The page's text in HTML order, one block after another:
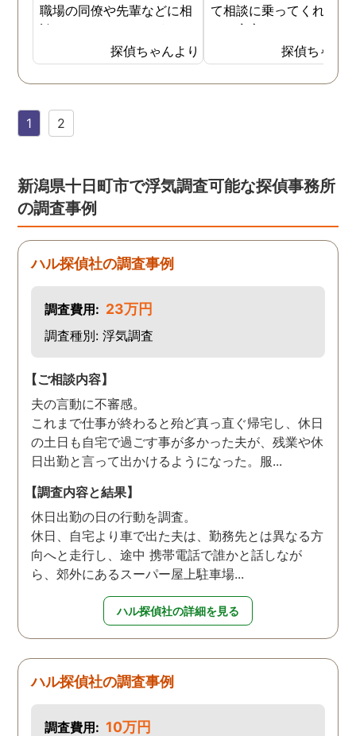
職場の同僚や先輩などに相
談していました。 そういっ
た相談の回答の一つに調査
を依頼することを勧めら
れ、私は一度相談してみま
に見積もりをもらったとこ
ちで依頼してみました。 結
果から言うと黒たったので
複雑ですが感謝していま
す。
探偵ちゃんより
て相談に乗ってくれたた
め、安心しました。同じ
うな被害に遭う可能性も
慮し、引越しましたので
もう大丈夫かと思います
探偵ちゃん
1 2
新潟県十日町市で浮気調査可能な探偵事務所
の調査事例
ハル探偵社の調査事例
調査費用: 23万円
調査種別: 浮気調査
【ご相談内容】
夫の言動に不審感。
これまで仕事が終わると殆ど真っ直ぐ帰宅し、休日
の土日も自宅で過ごす事が多かった夫が、残業や休
日出勤と言って出かけるようになった。服...
【調査内容と結果】
休日出勤の日の行動を調査。
休日、自宅より車で出た夫は、勤務先とは異なる方
向へと走行し、途中 携帯電話で誰かと話しなが
ら、郊外にあるスーパー屋上駐車場...
ハル探偵社の詳細を見る
ハル探偵社の調査事例
調査費用: 10万円